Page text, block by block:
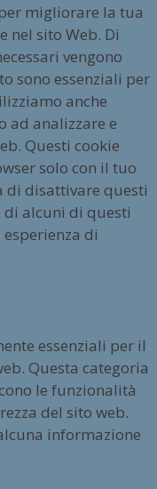
migliorare la tua
nel sito Web. Di
vengono
sono essenziali per
anche
ad analizzare e
Questi cookie
solo con il tuo
di disattivare questi
di alcuni di questi
di
essenziali per il
Questa categoria
le funzionalità
del sito web.
informazione